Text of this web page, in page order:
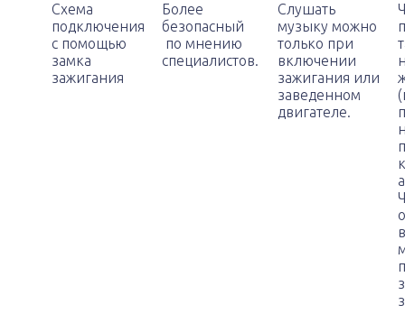
Схема
подключения
с помощью
замка
зажигания
Более
безопасный
по мнению
специалистов.
Слушать
музыку можно
только при
включении
зажигания или
заведенном
двигателе.